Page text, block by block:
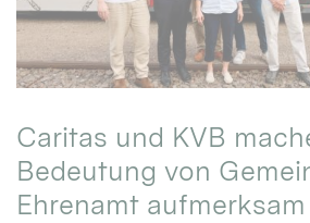
Caritas und KVB
Bedeutung von
Ehrenamt aufmerksam